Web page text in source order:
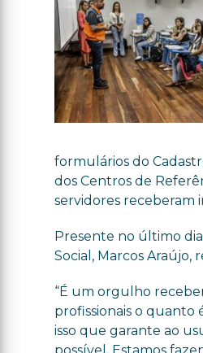
formulários do
dos Centros de
servidores receberam
Presente no último
Social, Marcos Araújo,
“É um orgulho
profissionais o quanto
isso que garante ao